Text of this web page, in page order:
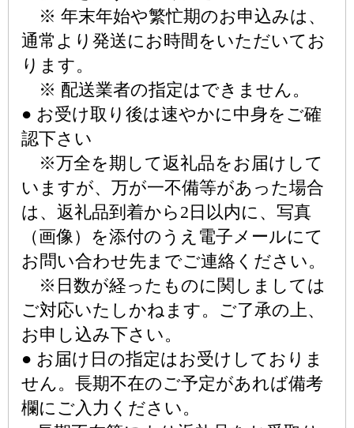
※ 年末年始や繁忙期のお申込みは、
通常より発送にお時間をいただいてお
ります。
※ 配送業者の指定はできません。
● お受け取り後は速やかに中身をご確
認下さい
※万全を期して返礼品をお届けして
いますが、万が一不備等があった場合
は、返礼品到着から2日以内に、写真
（画像）を添付のうえ電子メールにて
お問い合わせ先までご連絡ください。
※日数が経ったものに関しましては
ご対応いたしかねます。ご了承の上、
お申し込み下さい。
● お届け日の指定はお受けしておりま
せん。長期不在のご予定があれば備考
欄にご入力ください。